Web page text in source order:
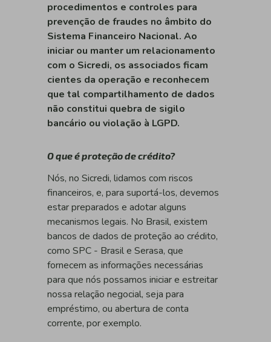
procedimentos e controles para
prevenção de fraudes no âmbito do
Sistema Financeiro Nacional. Ao
iniciar ou manter um relacionamento
com o Sicredi, os associados ficam
cientes da operação e reconhecem
que tal compartilhamento de dados
não constitui quebra de sigilo
bancário ou violação à LGPD.
O que é proteção de crédito?
Nós, no Sicredi, lidamos com riscos
financeiros, e, para suportá-los, devemos
estar preparados e adotar alguns
mecanismos legais. No Brasil, existem
bancos de dados de proteção ao crédito,
como SPC - Brasil e Serasa, que
fornecem as informações necessárias
para que nós possamos iniciar e estreitar
nossa relação negocial, seja para
empréstimo, ou abertura de conta
corrente, por exemplo.